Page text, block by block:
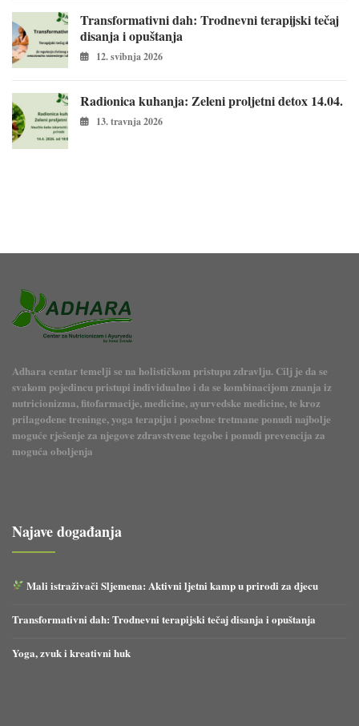
Transformativni dah: Trodnevni terapijski tečaj
disanja i opuštanja
12. svibnja 2026
Radionica kuhanja: Zeleni proljetni detox 14.04.
13. travnja 2026
Adhara centar temelji se na holističkom pristupu zdravlju. Cilj je da se
svakom pojedincu pristupi individualno i da se kombinacijom znanja iz
nutricionizma, fitofarmacije, medicine, ayurvedske medicine, te kroz
prilagođene treninge, yoga terapiju i posebne tretmane ponudi najbolje
moguće rješenje za njegove zdravstvene tegobe i ponudi prevencija za
moguća oboljenja
Najave događanja
Mali istraživači Sljemena: Aktivni ljetni kamp u prirodi za djecu
Transformativni dah: Trodnevni terapijski tečaj disanja i opuštanja
Yoga, zvuk i kreativni huk